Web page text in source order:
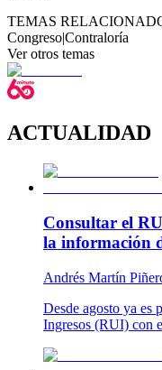
TEMAS
Congreso|Contraloría
Ver otros temas
ACTUALIDAD
Consultar el
la información
Andrés Martín
Desde agosto ya es
Ingresos (RUI) con